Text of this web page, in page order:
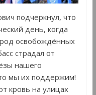
подчеркнул, что
день, когда
освобождённых
страдал от
нашего
мы их поддержим!
кровь на улицах